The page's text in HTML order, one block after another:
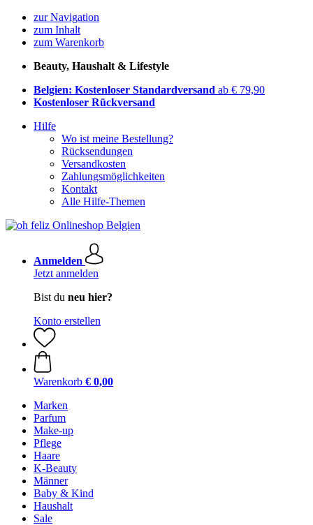
zur Navigation
zum Inhalt
zum Warenkorb
Beauty, Haushalt & Lifestyle
Belgien: Kostenloser Standardversand ab € 79,90
Kostenloser Rückversand
Hilfe
Wo ist meine Bestellung?
Rücksendungen
Versandkosten
Zahlungsmöglichkeiten
Kontakt
Alle Hilfe-Themen
Anmelden
Jetzt anmelden
Bist du neu hier?
Konto erstellen
Warenkorb € 0,00
Marken
Parfum
Make-up
Pflege
Haare
K-Beauty
Männer
Baby & Kind
Haushalt
Sale